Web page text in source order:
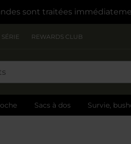
sont traitées
REWARDS CLUB
Sacs à dos Survie,